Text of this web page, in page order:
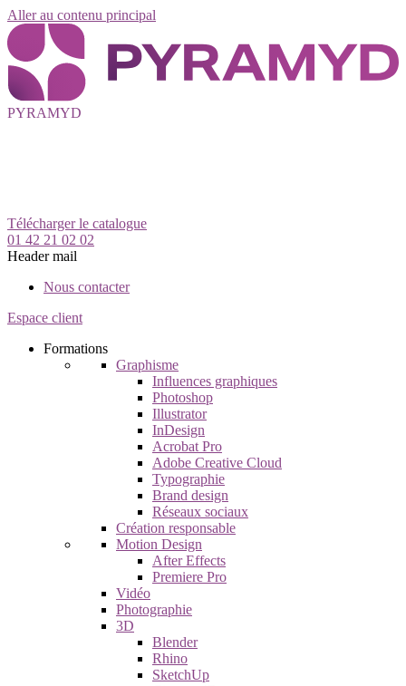
Aller au contenu principal
PYRAMYD
Télécharger le catalogue
01 42 21 02 02
Header mail
Nous contacter
Espace client
Formations
Graphisme
Influences graphiques
Photoshop
Illustrator
InDesign
Acrobat Pro
Adobe Creative Cloud
Typographie
Brand design
Réseaux sociaux
Création responsable
Motion Design
After Effects
Premiere Pro
Vidéo
Photographie
3D
Blender
Rhino
SketchUp